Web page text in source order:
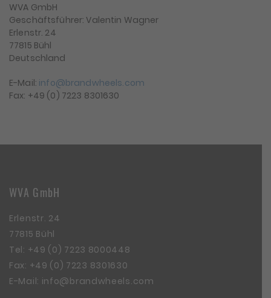
WVA GmbH
Geschäftsführer: Valentin Wagner
Erlenstr. 24
77815 Bühl
Deutschland
E-Mail: info@brandwheels.com
Fax: +49 (0) 7223 8301630
WVA GmbH
Erlenstr. 24
77815 Bühl
Tel: +49 (0) 7223 8000448
Fax: +49 (0) 7223 8301630
E-Mail: info@brandwheels.com